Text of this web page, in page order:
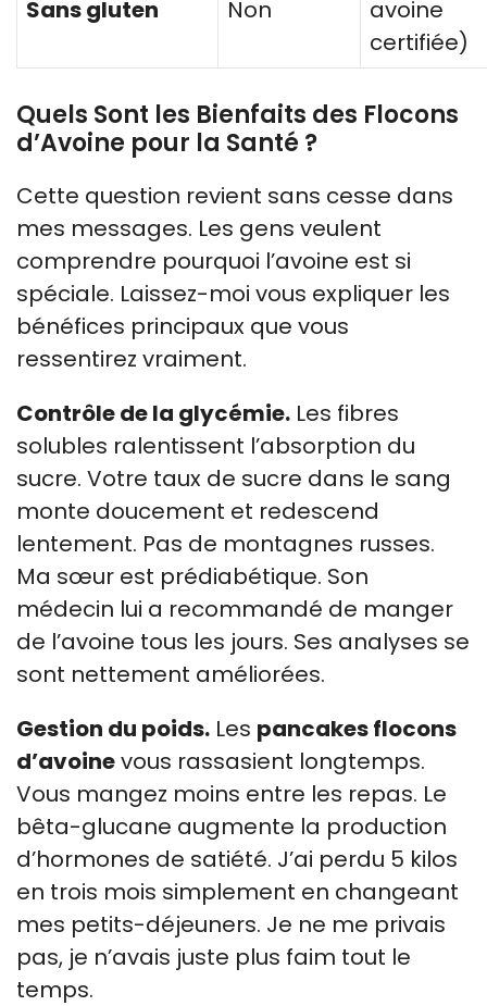
Sans gluten Non
avoine
certifiée)
Quels Sont les Bienfaits des Flocons
d’Avoine pour la Santé ?
Cette question revient sans cesse dans
mes messages. Les gens veulent
comprendre pourquoi l’avoine est si
spéciale. Laissez-moi vous expliquer les
bénéfices principaux que vous
ressentirez vraiment.
Contrôle de la glycémie. Les fibres
solubles ralentissent l’absorption du
sucre. Votre taux de sucre dans le sang
monte doucement et redescend
lentement. Pas de montagnes russes.
Ma sœur est prédiabétique. Son
médecin lui a recommandé de manger
de l’avoine tous les jours. Ses analyses se
sont nettement améliorées.
Gestion du poids. Les pancakes flocons
d’avoinevous rassasient longtemps.
Vous mangez moins entre les repas. Le
bêta-glucane augmente la production
d’hormones de satiété. J’ai perdu 5 kilos
en trois mois simplement en changeant
mes petits-déjeuners. Je ne me privais
pas, je n’avais juste plus faim tout le
temps.